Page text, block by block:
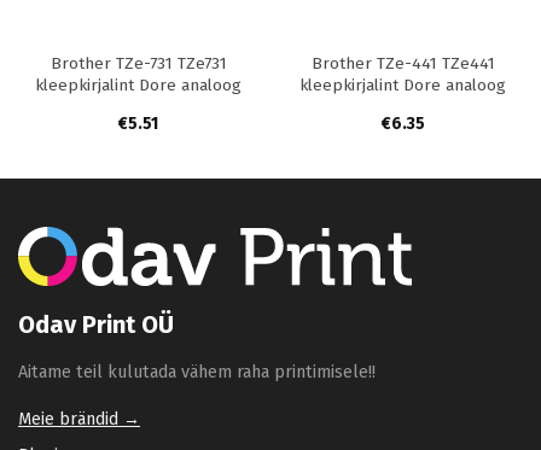
Brother TZe-731 TZe731
kleepkirjalint Dore analoog
€5.51
Brother TZe-441 TZe441
kleepkirjalint Dore analoog
€6.35
Odav Print OÜ
Aitame teil kulutada vähem raha printimisele!!
Meie brändid →